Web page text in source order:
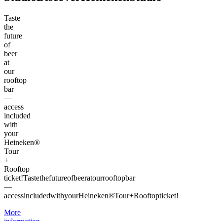
Taste
the
future
of
beer
at
our
rooftop
bar
—
access
included
with
your
Heineken®
Tour
+
Rooftop
ticket!Tastethefutureofbeeratourrooftopbar
—
accessincludedwithyourHeineken®Tour+Rooftopticket!
More